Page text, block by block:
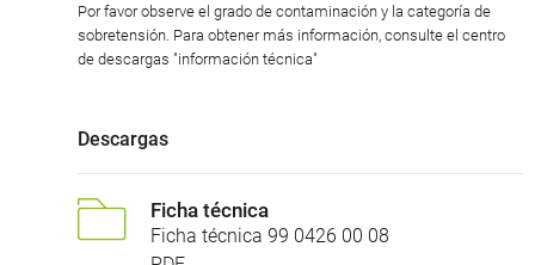
Por favor observe el grado de contaminación y la categoría de
sobretensión. Para obtener más información, consulte el centro
de descargas "información técnica"
Descargas
Ficha técnica
Ficha técnica 99 0426 00 08